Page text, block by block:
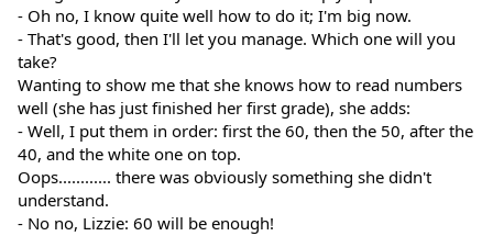
- Oh no, I know quite well how to do it; I'm big now.
- That's good, then I'll let you manage. Which one will you
take?
Wanting to show me that she knows how to read numbers
well (she has just finished her first grade), she adds:
- Well, I put them in order: first the 60, then the 50, after the
40, and the white one on top.
Oops............ there was obviously something she didn't
understand.
- No no, Lizzie: 60 will be enough!